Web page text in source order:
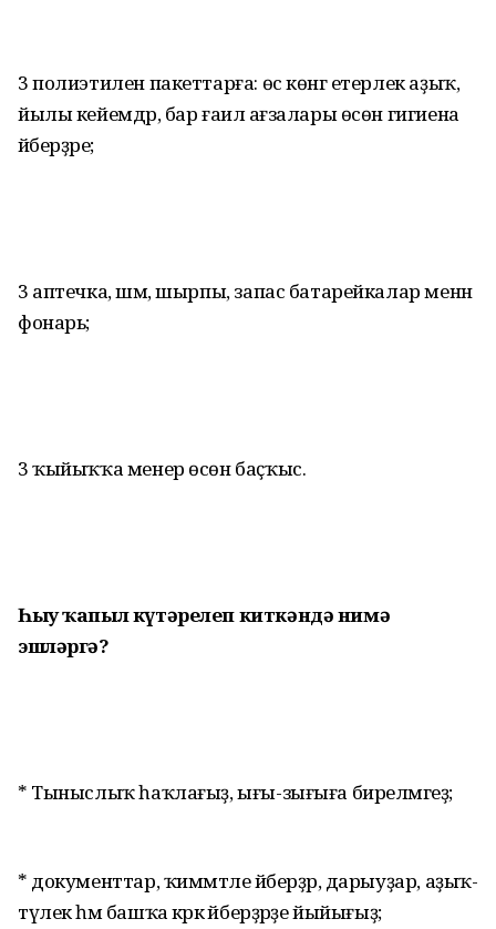
3 полиэтилен пакеттарға: өс көнгә етерлек аҙыҡ,
йылы кейемдәр, бар ғаилә ағзалары өсөн гигиена
әйберҙәре;
3 аптечка, шәм, шырпы, запас батарейкалар менән
фонарь;
3 ҡыйыҡҡа менер өсөн баҫҡыс.
Һыу ҡапыл күтәрелеп киткәндәнимә
эшләргә?
* Тыныслыҡ һаҡлағыҙ, ығы-зығыға бирелмәгеҙ;
* документтар, ҡиммәтле әйбер­ҙәр, дарыуҙар, аҙыҡ-
түлек һәм башҡа кәрәк әйберҙәрҙе йыйығыҙ;